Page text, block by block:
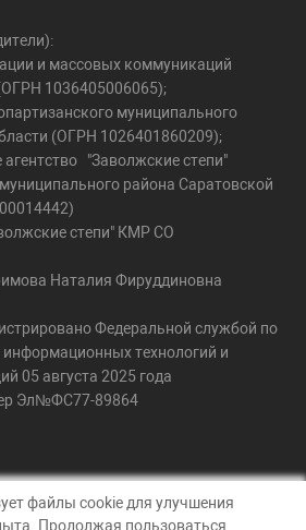
и массовых коммуникаций
1036405006065);
муниципального
(ОГРН 1026401860209);
"Заволжские степи"
района Саратовской
степи" КМР СО
Наталия Фируддиновна
Федеральной службой по
информационных технологий и
05 августа 2025 года
Эл№ФС77-89864
файлы cookie для улучшения
Продолжая пользоваться